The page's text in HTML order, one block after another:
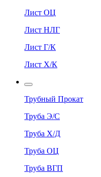
Лист ОЦ
Лист НЛГ
Лист Г/К
Лист Х/К
Трубный Прокат
Труба Э/С
Труба Х/Д
Труба ОЦ
Труба ВГП